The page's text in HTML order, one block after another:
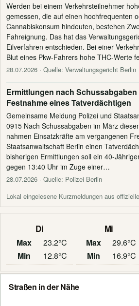
Werden bei einem Verkehrsteilnehmer
gemessen, die auf einen hochfrequenten
Cannabiskonsum hindeuten, bestehen
Fahreignung. Das hat das
Eilverfahren entschieden. Bei einer
Blut eines Pkw-Fahrers hohe THC-Werte
28.07.2026 · Quelle: Verwaltungsgericht Berlin
Ermittlungen nach
Festnahme eines Tatverdächtigen
Gemeinsame Meldung Polizei und
0915 Nach Schussabgaben im März
nahmen Einsatzkräfte am vergangenen
Staatsanwaltschaft Berlin einen
bisherigen Ermittlungen soll ein 40-
gegen 13:40 Uhr im Zuge einer…
28.07.2026 · Quelle: Polizei Berlin
Lokal eingelesene Kurzmeldungen aus
Di
Max
23.2°C
Min
12.8°C
Mi
Max
29.6°C
Min
16.9°C
Straßen in der Nähe